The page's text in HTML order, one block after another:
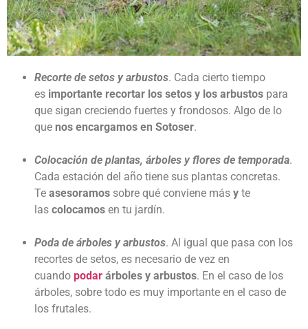
Recorte de setos y arbustos. Cada cierto tiempo
es importante recortar los setos y los arbustos para
que sigan creciendo fuertes y frondosos. Algo de lo
que nos encargamos en Sotoser.
Colocación de plantas, árboles y flores de temporada.
Cada estación del año tiene sus plantas concretas.
Te asesoramos sobre qué conviene más y te
las colocamos en tu jardín.
Poda de árboles y arbustos. Al igual que pasa con los
recortes de setos, es necesario de vez en
cuando podar árboles y arbustos. En el caso de los
árboles, sobre todo es muy importante en el caso de
los frutales.